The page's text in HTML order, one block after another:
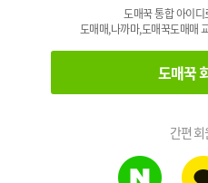
도매꾹 통합 아이
도매매,나까마,도매꾹도매매
도매꾹
간편